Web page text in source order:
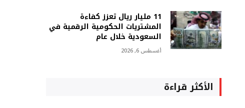
11 مليار ريال تعزز كفاءة
المشتريات الحكومية الرقمية في
السعودية خلال عام
أغسطس 6, 2026
الأكثر قراءة